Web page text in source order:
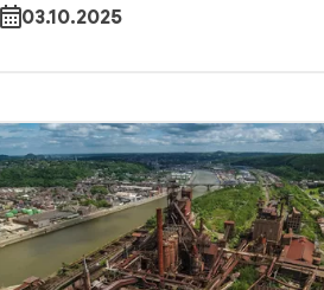
03.10.2025